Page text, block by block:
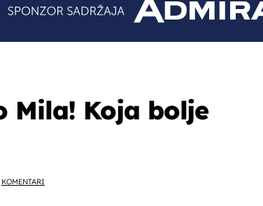
Mila! Koja bolje
KOMENTARI